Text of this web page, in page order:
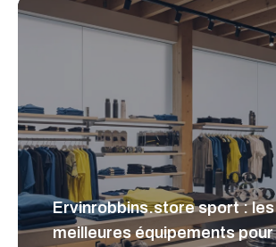
Ervinrobbins.store sport : les
meilleures équipements